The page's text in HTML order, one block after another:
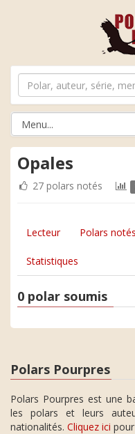
Opales
27 polars notés
Lecteur Polars notés
Statistiques
0 polar soumis
Polars Pourpres
Polars Pourpres est une
les polars et leurs
nationalités. Cliquez ici